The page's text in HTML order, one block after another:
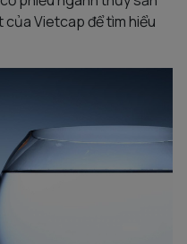
của Vietcap để tìm hiểu